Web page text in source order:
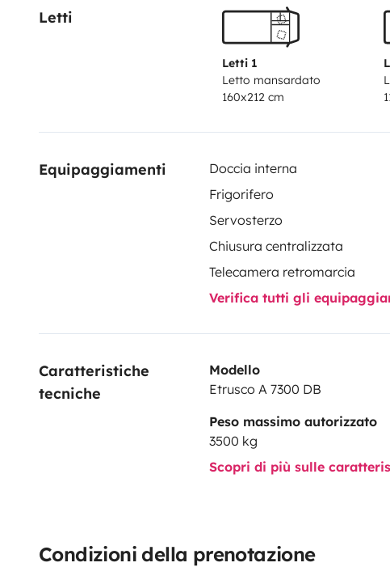
Letti
Letti 1
Letto mansardato
160x212 cm
Equipaggiamenti Doccia interna
Frigorifero
Servosterzo
Chiusura centralizzata
Telecamera retromarcia
Verifica tutti gli
Caratteristiche
tecniche
Modello
Etrusco A 7300 DB
Peso massimo autorizzato
3500 kg
Scopri di più sulle
Condizioni della prenotazione